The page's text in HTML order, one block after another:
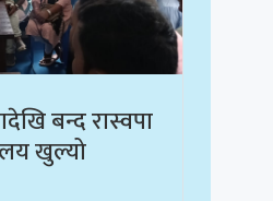
बन्द रास्वपा
खुल्यो